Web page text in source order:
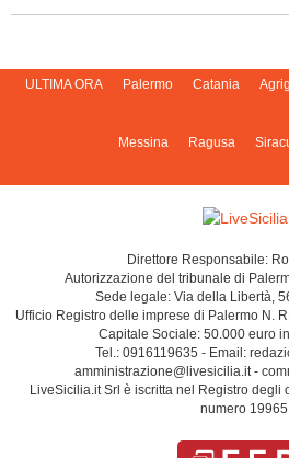
ULTIMA ORA Palermo Catania
Messina Ragusa
Direttore Responsabile:
Autorizzazione del tribunale di
Sede legale: Via della Libertà,
Ufficio Registro delle imprese di Palermo N.
Capitale Sociale: 50.000 euro
Tel.: 0916119635 - Email:
amministrazione@livesicilia.it -
LiveSicilia.it Srl è iscritta nel Registro degli
numero